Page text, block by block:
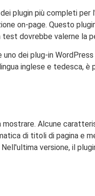
plugin più completi
on-page. Questo
dovrebbe valerne la
dei plug-in
inglese e tedesca, è
Alcune
di titoli di pagina e
versione, il